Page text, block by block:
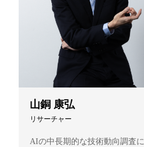
山銅 康弘
リサーチャー
AIの中長期的な技術動向調査に